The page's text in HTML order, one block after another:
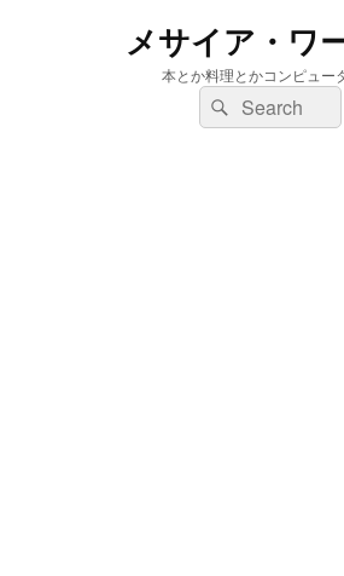
メサイア・ワ
本とか料理とかコンピュー
検
索:
検
索